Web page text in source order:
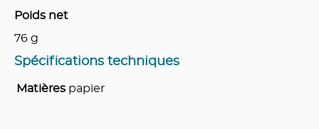
Poids net
76 g
Spécifications techniques
Matières papier